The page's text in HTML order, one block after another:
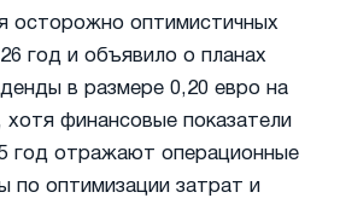
осторожно оптимистичных
год и объявило о планах
в размере 0,20 евро на
финансовые показатели
год отражают операционные
по оптимизации затрат и